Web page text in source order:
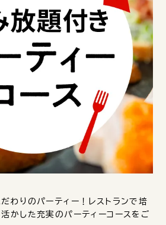
わりのパーティー！レストランで培
かした充実のパーティーコースをご